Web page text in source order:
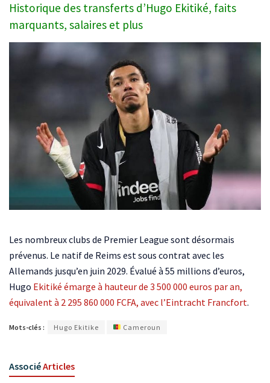
Historique des transferts d’Hugo Ekitiké, faits
marquants, salaires et plus
Les nombreux clubs de Premier League sont désormais
prévenus. Le natif de Reims est sous contrat avec les
Allemands jusqu’en juin 2029. Évalué à 55 millions d’euros,
Hugo Ekitiké émarge à hauteur de 3 500 000 euros par an,
équivalent à 2 295 860 000 FCFA, avec l’Eintracht Francfort.
Mots-clés : Hugo Ekitike Cameroun
AssociéArticles